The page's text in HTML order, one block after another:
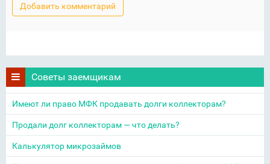
Советы заемщикам
Имеют ли право МФК продавать долги коллекторам?
Продали долг коллекторам — что делать?
Калькулятор микрозаймов